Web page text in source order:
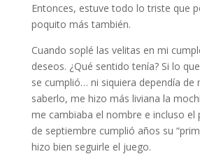
Entonces, estuve todo lo triste que
poquito más también.
Cuando soplé las velitas en mi
deseos. ¿Qué sentido tenía? Si lo
se cumplió… ni siquiera dependía de
saberlo, me hizo más liviana la
me cambiaba el nombre e incluso el
de septiembre cumplió años su
hizo bien seguirle el juego.